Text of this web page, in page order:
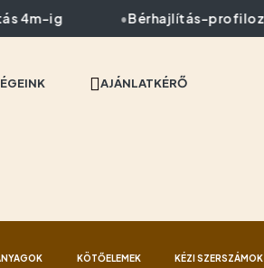
4m-ig Bérhajlítás-profilozás
AJÁNLATKÉRŐ
KÖTŐELEMEK KÉZI SZERSZÁMOK